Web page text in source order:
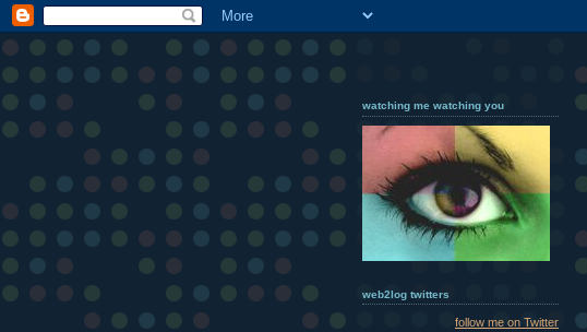
watching me watching you
web2log twitters
follow me on Twitter